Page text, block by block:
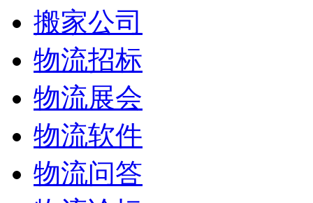
搬家公司
物流招标
物流展会
物流软件
物流问答